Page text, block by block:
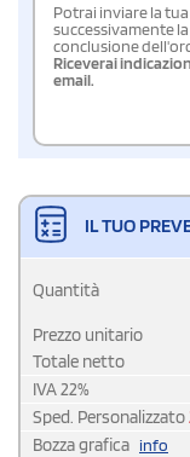
Potrai inviare la
successivamente la
conclusione
Riceverai
email.
IL TUO
Quantità
Prezzo unitario
Totale netto
IVA22%
Sped. Personalizzato
Bozza grafica info